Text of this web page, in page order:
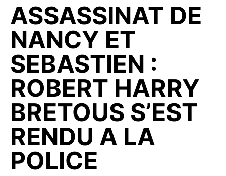
ASSASSINAT DE
NANCY ET
SEBASTIEN :
ROBERT HARRY
BRETOUS S’EST
RENDU A LA
POLICE